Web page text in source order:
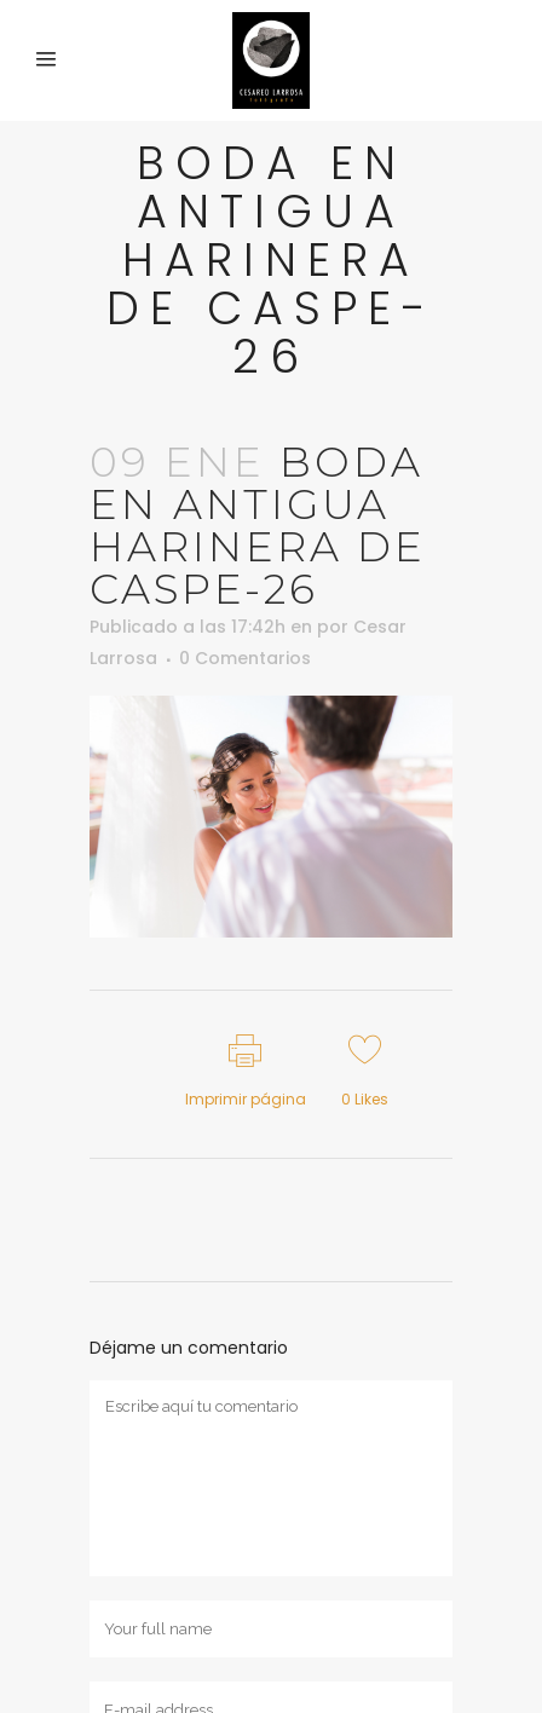
BODA EN
ANTIGUA
HARINERA
DE CASPE-
26
09 ENE BODA
EN ANTIGUA
HARINERA DE
CASPE-26
Publicado a las 17:42h en por Cesar
Larrosa
0 Comentarios
Imprimir página 0 Likes
Déjame un comentario